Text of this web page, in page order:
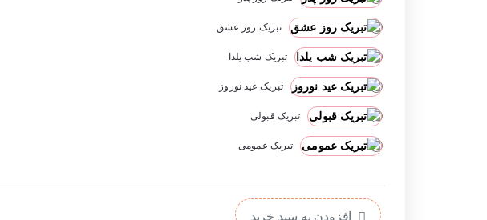
تبریک روز عشق
تبریک شب یلدا
تبریک عید نوروز
تبریک قبولی
تبریک عمومی
افزودن به سبد خرید